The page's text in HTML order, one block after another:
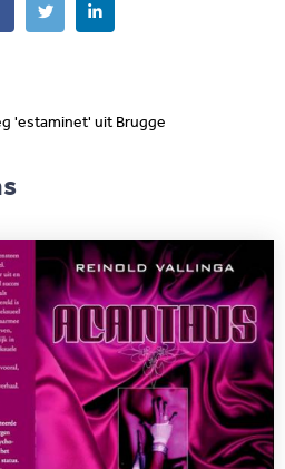
'estaminet' uit Brugge